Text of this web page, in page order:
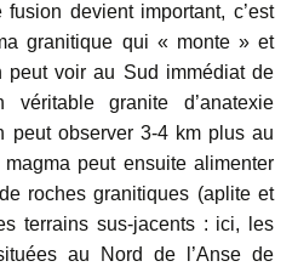
devient important, c’est
granitique qui « monte » et
peut voir au Sud immédiat de
granite d’anatexie
peut observer 3-4 km plus au
peut ensuite alimenter
roches granitiques (aplite et
terrains sus-jacents : ici, les
au Nord de l’Anse de